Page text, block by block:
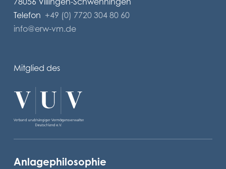
Telefon +49 (0) 7720 304 80 60
info@erw-vm.de
Mitglied des
Anlagephilosophie